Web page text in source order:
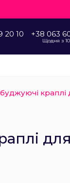
20 10 +38 063
Щодня з
краплі